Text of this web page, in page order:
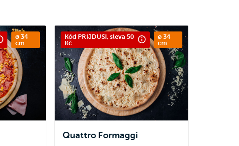
ø 34
cm
Kód PRIJDUSI, sleva 50
Kč
ø 34
cm
Quattro Formaggi